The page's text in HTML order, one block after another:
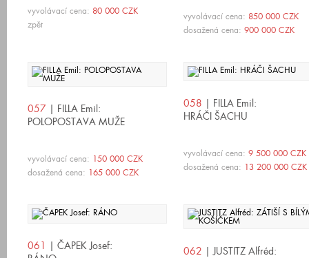
vyvolávací cena: 80 000 CZK
zpět
vyvolávací cena: 850 000 CZK
dosažená cena: 900 000 CZK
057 | FILLA Emil:
POLOPOSTAVA MUŽE
vyvolávací cena: 150 000 CZK
dosažená cena: 165 000 CZK
058 | FILLA Emil:
HRÁČI ŠACHU
vyvolávací cena: 9 500 000 CZK
dosažená cena: 13 200 000 CZK
061 | ČAPEK Josef:
062 | JUSTITZ Alfréd: